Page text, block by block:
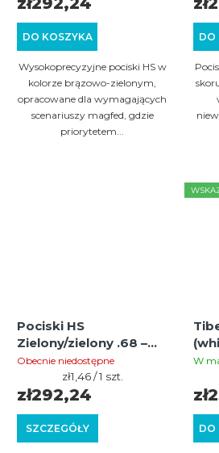
DO KOSZYKA
Wysokoprecyzyjne pociski HS w
kolorze brązowo-zielonym,
opracowane dla wymagających
scenariuszy magfed, gdzie
priorytetem...
DO
Pociski HS
Zielony/zielony .68 –
200 szt. do gier
Magfed i Milsim
Obecnie niedostępne
SZCZEGÓŁY
zł292,24
Cena
jednostkowa:
zł1,46 / 1 szt.
pcs
W
DO